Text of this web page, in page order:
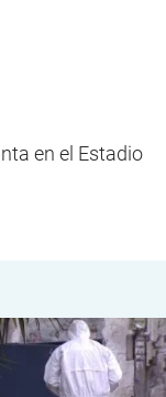
en el Estadio